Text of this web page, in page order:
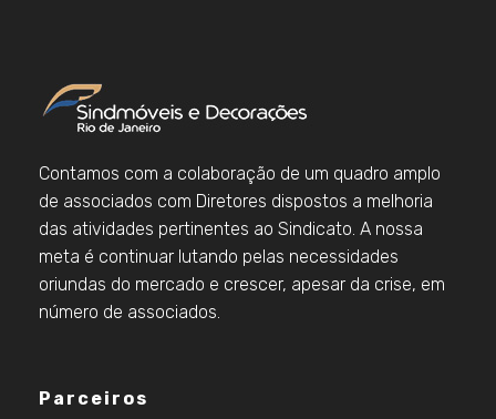
Contamos com a colaboração de um quadro amplo
de associados com Diretores dispostos a melhoria
das atividades pertinentes ao Sindicato. A nossa
meta é continuar lutando pelas necessidades
oriundas do mercado e crescer, apesar da crise, em
número de associados.
Parceiros